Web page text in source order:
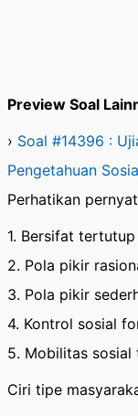
Preview Soal
› Soal #14396 :
Pengetahuan
Perhatikan
1. Bersifat tertutup
2. Pola pikir
3. Pola pikir
4. Kontrol sosial
5. Mobilitas sosial
Ciri tipe